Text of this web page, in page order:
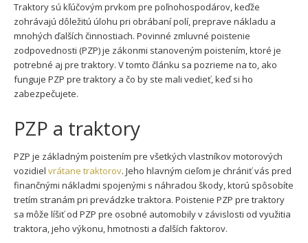
Traktory sú kľúčovým prvkom pre poľnohospodárov, keďže
zohrávajú dôležitú úlohu pri obrábaní polí, preprave nákladu a
mnohých ďalších činnostiach. Povinné zmluvné poistenie
zodpovednosti (PZP) je zákonmi stanoveným poistením, ktoré je
potrebné aj pre traktory. V tomto článku sa pozrieme na to, ako
funguje PZP pre traktory a čo by ste mali vedieť, keď si ho
zabezpečujete.
PZP a traktory
PZP je základným poistením pre všetkých vlastníkov motorových
vozidiel vrátane traktorov. Jeho hlavným cieľom je chrániť vás pred
finančnými nákladmi spojenými s náhradou škody, ktorú spôsobíte
tretím stranám pri prevádzke traktora. Poistenie PZP pre traktory
sa môže líšiť od PZP pre osobné automobily v závislosti od využitia
traktora, jeho výkonu, hmotnosti a ďalších faktorov.